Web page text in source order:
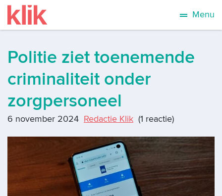
Menu
Politie ziet toenemende
criminaliteit onder
zorgpersoneel
6 november 2024 Redactie Klik (1 reactie)